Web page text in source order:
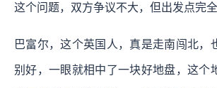
这个问题，双方争议不大，但出发点完全
巴富尔，这个英国人，真是走南闯北，
别好，一眼就相中了一块好地盘，这个